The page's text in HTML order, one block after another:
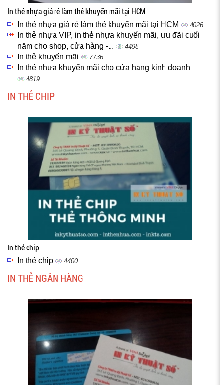
In thẻ nhựa giá rẻ làm thẻ khuyến mãi tại HCM
In thẻ nhựa giá rẻ làm thẻ khuyến mãi tại HCM 4026
In thẻ nhựa VIP, in thẻ nhựa khuyến mãi, ưu đãi cuối
năm cho shop, cửa hàng -...
4498
In thẻ khuyến mãi 7736
In thẻ nhựa khuyến mãi cho cửa hàng kinh doanh
4819
IN THẺ CHIP
In thẻ chip
In thẻ chip 4400
IN THẺ NGÂN HÀNG